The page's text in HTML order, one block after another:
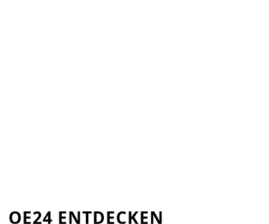
OE24 ENTDECKEN